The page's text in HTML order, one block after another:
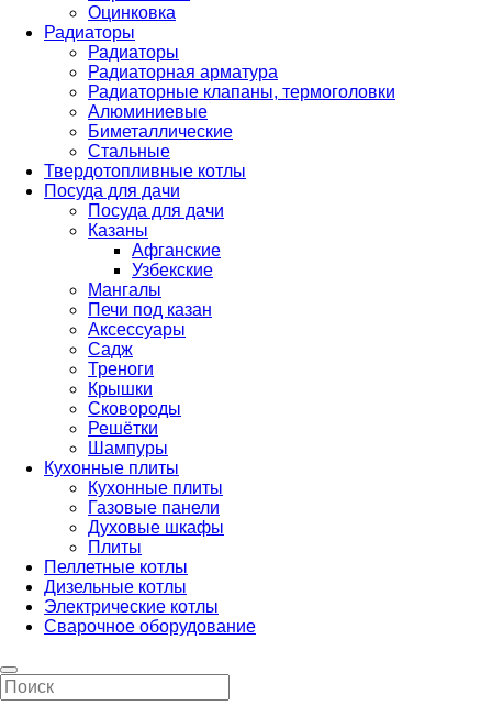
Оцинковка
Радиаторы
Радиаторы
Радиаторная арматура
Радиаторные клапаны, термоголовки
Алюминиевые
Биметаллические
Стальные
Твердотопливные котлы
Посуда для дачи
Посуда для дачи
Казаны
Афганские
Узбекские
Мангалы
Печи под казан
Аксессуары
Садж
Треноги
Крышки
Сковороды
Решётки
Шампуры
Кухонные плиты
Кухонные плиты
Газовые панели
Духовые шкафы
Плиты
Пеллетные котлы
Дизельные котлы
Электрические котлы
Сварочное оборудование